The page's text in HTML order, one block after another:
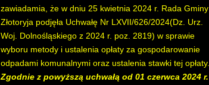
zawiadamia, że w dniu 25 kwietnia 2024 r. Rada Gminy
Złotoryja podjęła Uchwałę Nr LXVII/626/2024(Dz. Urz.
Woj. Dolnośląskiego z 2024 r. poz. 2819) w sprawie
wyboru metody i ustalenia opłaty za gospodarowanie
odpadami komunalnymi oraz ustalenia stawki tej opłaty.
Zgodnie z powyższą uchwałą od 01 czerwca 2024 r.